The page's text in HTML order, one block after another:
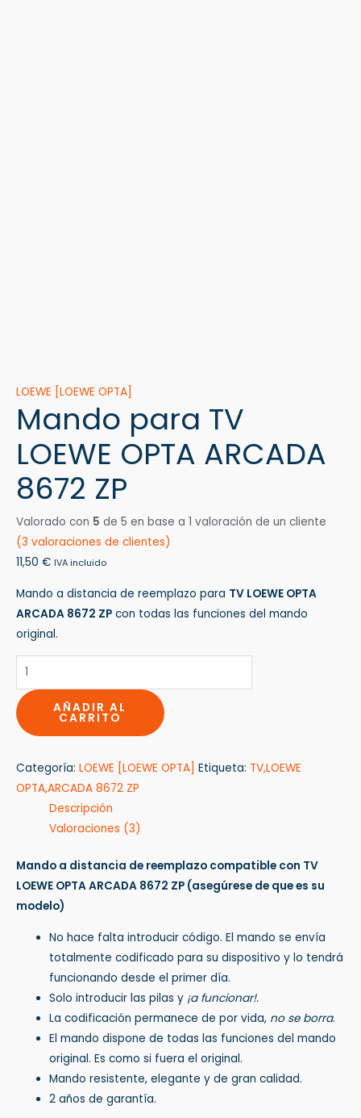
LOEWE [LOEWE OPTA]
Mando para TV
LOEWE OPTA ARCADA
8672 ZP
Valorado con 5 de 5 en base a 1 valoración de un cliente
(3 valoraciones de clientes)
11,50 € IVA incluido
Mando a distancia de reemplazo para TV LOEWE OPTA
ARCADA 8672 ZP con todas las funciones del mando
original.
AÑADIR AL
CARRITO
Categoría: LOEWE [LOEWE OPTA] Etiqueta: TV,LOEWE
OPTA,ARCADA 8672 ZP
Descripción
Valoraciones (3)
Mando a distancia de reemplazo compatible con TV
LOEWE OPTA ARCADA 8672 ZP (asegúrese de que es su
modelo)
No hace falta introducir código. El mando se envía
totalmente codificado para su dispositivo y lo tendrá
funcionando desde el primer día.
Solo introducir las pilas y ¡a funcionar!.
La codificación permanece de por vida, no se borra.
El mando dispone de todas las funciones del mando
original. Es como si fuera el original.
Mando resistente, elegante y de gran calidad.
2 años de garantía.